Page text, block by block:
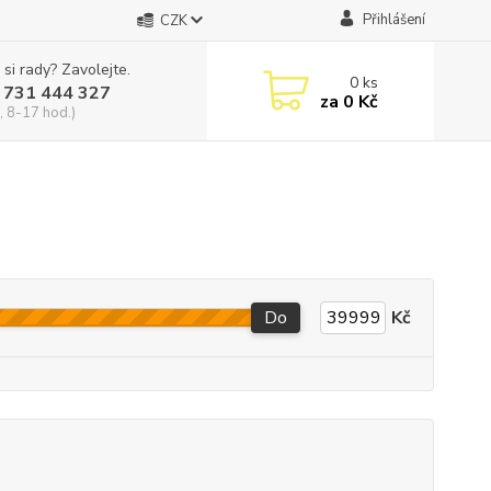
CZK Přihlášení
rady? Zavolejte.
444 327
8-17 hod.)
0ks
za 0 Kč
Do Kč